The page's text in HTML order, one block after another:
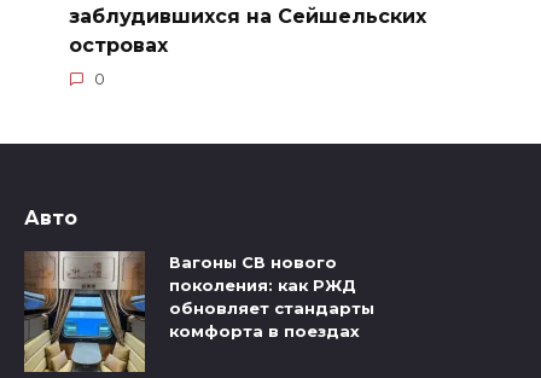
заблудившихся на Сейшельских
островах
0
Авто
Вагоны СВ нового
поколения: как РЖД
обновляет стандарты
комфорта в поездах